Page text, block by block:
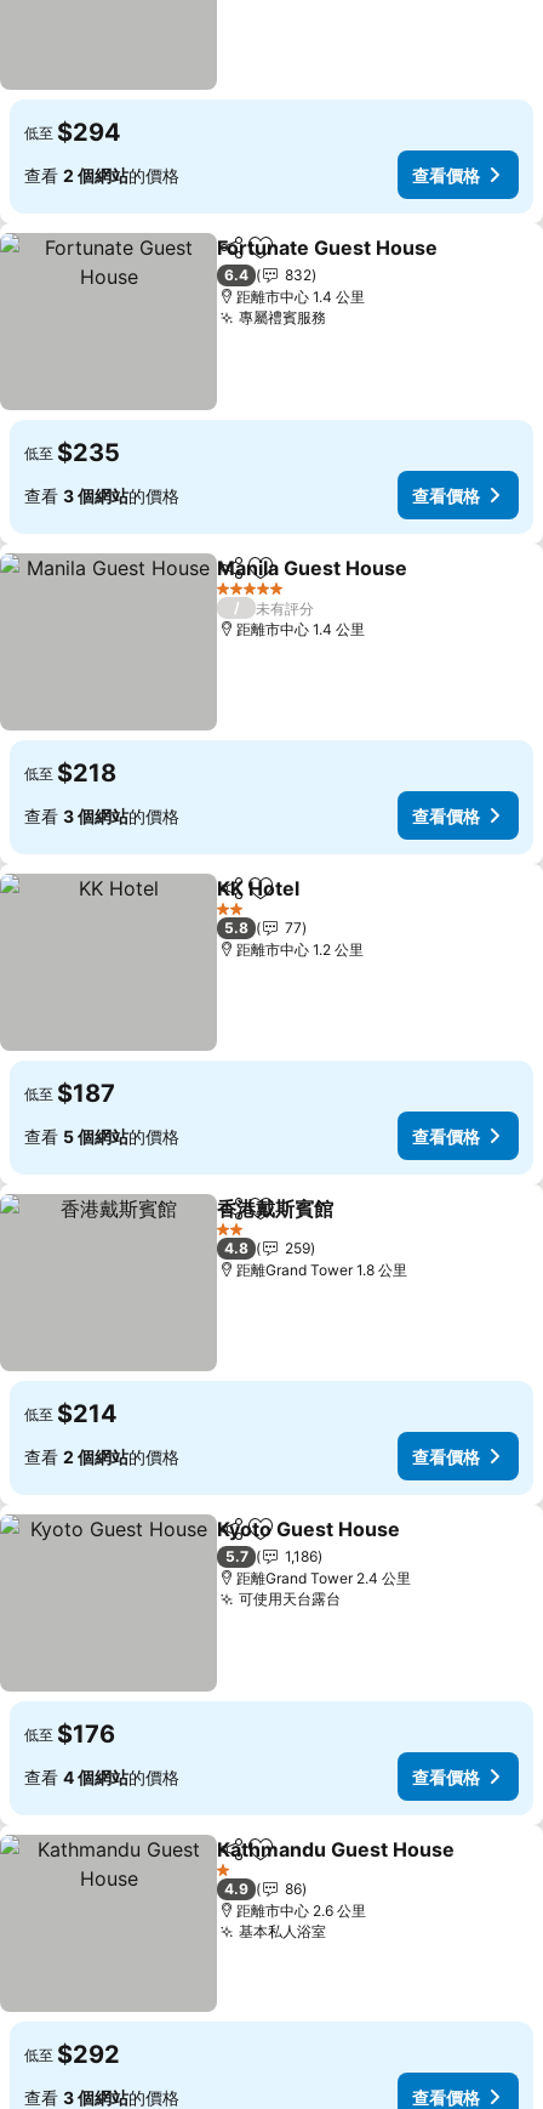
低至 $294
查看 2 個網站的價格 查看價格
分享 放到收藏夾
Fortunate Guest House
6.4
832
距離市中心 1.4 公里
專屬禮賓服務
低至 $235
查看 3 個網站的價格 查看價格
分享 放到收藏夾
Manila Guest House
5 星級
/
未有評分
距離市中心 1.4 公里
低至 $218
查看 3 個網站的價格 查看價格
分享 放到收藏夾
KK Hotel
2 星級
5.8
77
距離市中心 1.2 公里
低至 $187
查看 5 個網站的價格 查看價格
分享 放到收藏夾
香港戴斯賓館
2 星級
4.8
259
距離Grand Tower 1.8 公里
低至 $214
查看 2 個網站的價格 查看價格
分享 放到收藏夾
Kyoto Guest House
5.7
1,186
距離Grand Tower 2.4 公里
可使用天台露台
低至 $176
查看 4 個網站的價格 查看價格
分享 放到收藏夾
Kathmandu Guest House
1 星級
4.9
86
距離市中心 2.6 公里
基本私人浴室查看價格
低至 $292
查看 3 個網站的價格 查看價格